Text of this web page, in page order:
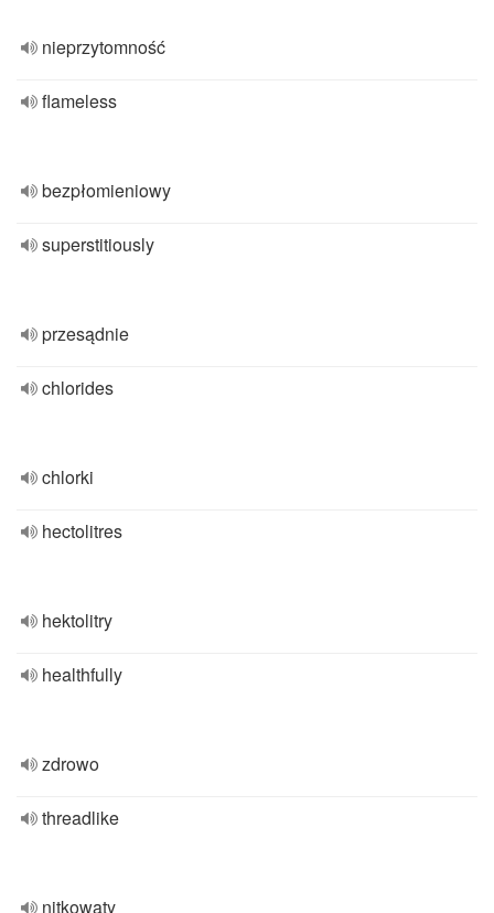
nieprzytomność
flameless
bezpłomieniowy
superstitiously
przesądnie
chlorides
chlorki
hectolitres
hektolitry
healthfully
zdrowo
threadlike
nitkowaty